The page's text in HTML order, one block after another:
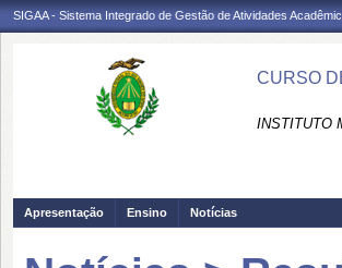
SIGAA - Sistema Integrado de Gestão de Atividades
CURSO
INSTITUTO
Apresentação Ensino Notícias